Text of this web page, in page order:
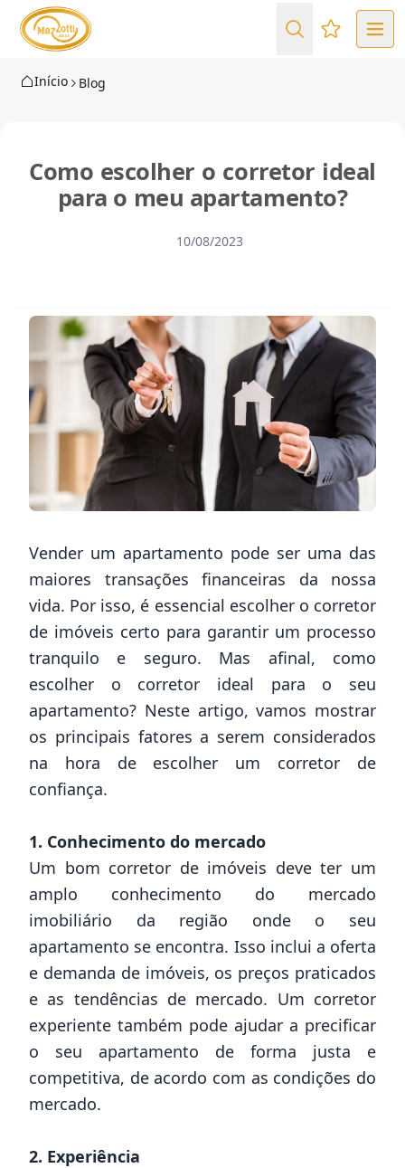
Favoritos
Início Blog
Como escolher o corretor ideal
para o meu apartamento?
10/08/2023
Vender um apartamento pode ser uma das
maiores transações financeiras da nossa
vida. Por isso, é essencial escolher o corretor
de imóveis certo para garantir um processo
tranquilo e seguro. Mas afinal, como
escolher o corretor ideal para o seu
apartamento? Neste artigo, vamos mostrar
os principais fatores a serem considerados
na hora de escolher um corretor de
confiança.
1. Conhecimento do mercado
Um bom corretor de imóveis deve ter um
amplo conhecimento do mercado
imobiliário da região onde o seu
apartamento se encontra. Isso inclui a oferta
e demanda de imóveis, os preços praticados
e as tendências de mercado. Um corretor
experiente também pode ajudar a precificar
o seu apartamento de forma justa e
competitiva, de acordo com as condições do
mercado.
2. Experiência